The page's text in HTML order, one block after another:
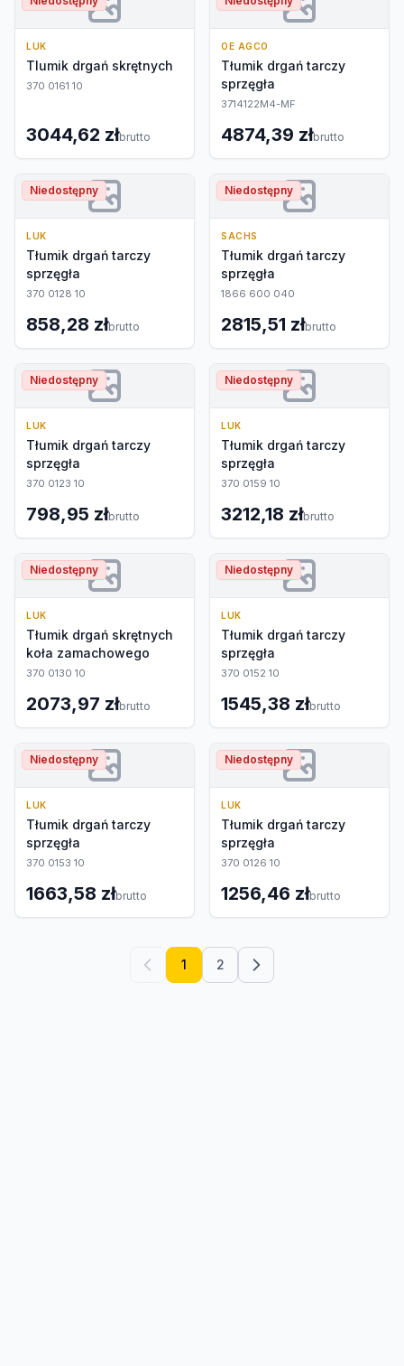
LUK
Tlumik drgań skrętnych
370 0161 10
3044,62 złbrutto
OE AGCO
Tłumik drgań tarczy
sprzęgła
3714122M4-MF
4874,39 złbrutto
Niedostępny
LUK
Tłumik drgań tarczy
sprzęgła
370 0128 10
858,28 złbrutto
Niedostępny
SACHS
Tłumik drgań tarczy
sprzęgła
1866 600 040
2815,51 złbrutto
Niedostępny
LUK
Tłumik drgań tarczy
sprzęgła
370 0123 10
798,95 złbrutto
Niedostępny
LUK
Tłumik drgań tarczy
sprzęgła
370 0159 10
3212,18 złbrutto
Niedostępny
LUK
Tłumik drgań skrętnych
koła zamachowego
370 0130 10
2073,97 złbrutto
Niedostępny
LUK
Tłumik drgań tarczy
sprzęgła
370 0152 10
1545,38 złbrutto
Niedostępny
LUK
Tłumik drgań tarczy
sprzęgła
370 0153 10
1663,58 złbrutto
Niedostępny
LUK
Tłumik drgań tarczy
sprzęgła
370 0126 10
1256,46 złbrutto
1 2